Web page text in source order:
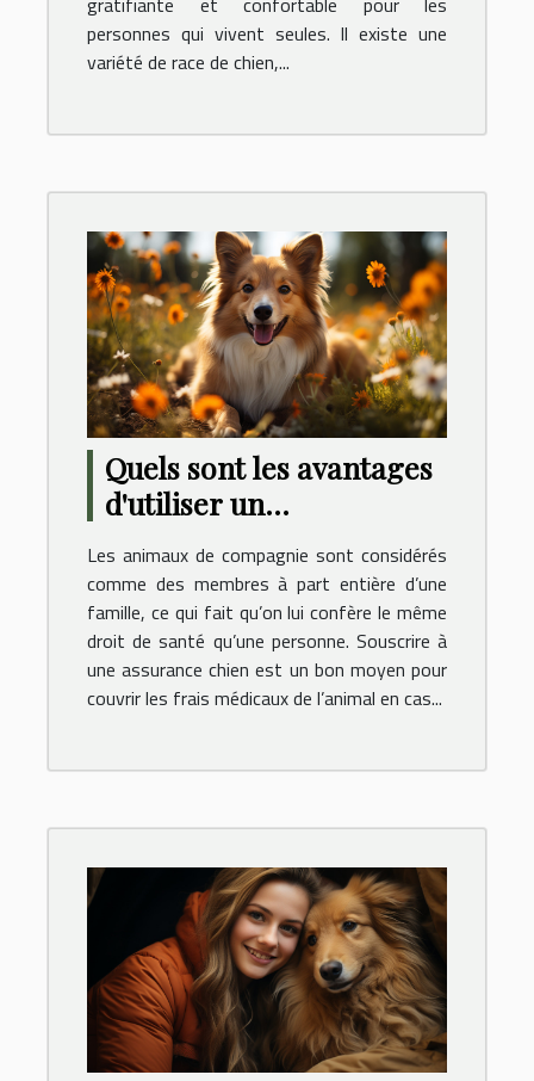
personnes qui vivent seules. Il existe une
variété de race de chien,...
Quels sont les avantages
d'utiliser un
comparateur en ligne
d'assurance chien pour
dénicher la meilleure
offre ?
Les animaux de compagnie sont considérés
comme des membres à part entière d’une
famille, ce qui fait qu’on lui confère le même
droit de santé qu’une personne. Souscrire à
une assurance chien est un bon moyen pour
couvrir les frais médicaux de l’animal en cas...